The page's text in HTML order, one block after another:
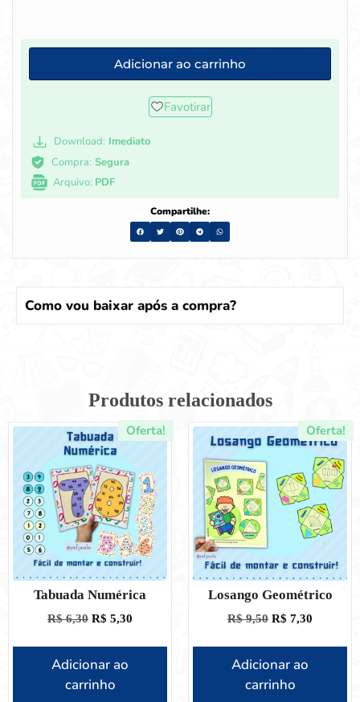
Adicionar ao carrinho
Favotirar
Download: Imediato
Compra: Segura
Arquivo: PDF
Compartilhe:
Como vou baixar após a compra?
Produtos relacionados
Oferta!
Tabuada Numérica
R$6,30 R$ 5,30
Adicionar ao
carrinho
Oferta!
Losango Geométrico
R$9,50 R$ 7,30
Adicionar ao
carrinho